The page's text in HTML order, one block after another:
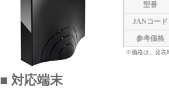
型番
JANコード
参考価格
※価格は、発表
■ 対応端末